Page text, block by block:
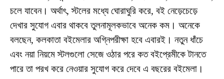
চলে যাবেন। অর্থাৎ, স্টলের মধ্যে ঘোরাঘুরি করে, বই নেড়েচেড়ে
দেখার সুযোগ এবার থাকবে তুলনামূলকভাবে অনেক কম। অনেকে
বলছেন, কলকাতা বইমেলার অগ্নিপরীক্ষা হবে এবারই। নতুন ধাঁচে
এবং নয়া নিয়মে স্টলগুলো সেজে ওঠার পরে কত বইপ্রেমীকে টানতে
পারে তা পরখ করে নেওয়ার সুযোগ করে দেবে এ বছরের বইমেলা।